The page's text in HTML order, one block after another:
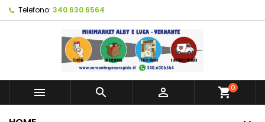
Telefono: 340 630 6564
   shopping_cart0